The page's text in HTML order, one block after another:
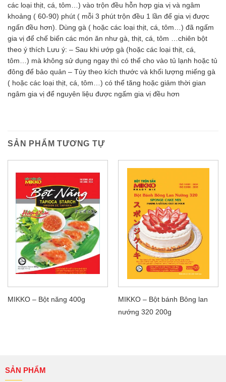
các loại thịt, cá, tôm…) vào trộn đều hỗn hợp gia vị và ngâm
khoảng ( 60-90) phút ( mỗi 3 phút trộn đều 1 lần để gia vị được
ngấn đều hơn). Dùng gà ( hoặc các loại thịt, cá, tôm…) đã ngấm
gia vị để chế biến các món ăn như gà, thịt, cá, tôm …chiên bột
theo ý thích Lưu ý: – Sau khi ướp gà (hoặc các loại thịt, cá,
tôm…) mà không sử dụng ngay thì có thể cho vào tủ lạnh hoặc tủ
đông để bảo quản – Tùy theo kích thước và khối lượng miếng gà
( hoặc các loại thịt, cá, tôm…) có thể tăng hoặc giảm thời gian
ngâm gia vị để nguyên liệu được ngấm gia vị đều hơn
SẢN PHẨM TƯƠNG TỰ
MIKKO – Bột năng 400g
MIKKO – Bột bánh Bông lan
nướng 320 200g
SẢN PHẨM